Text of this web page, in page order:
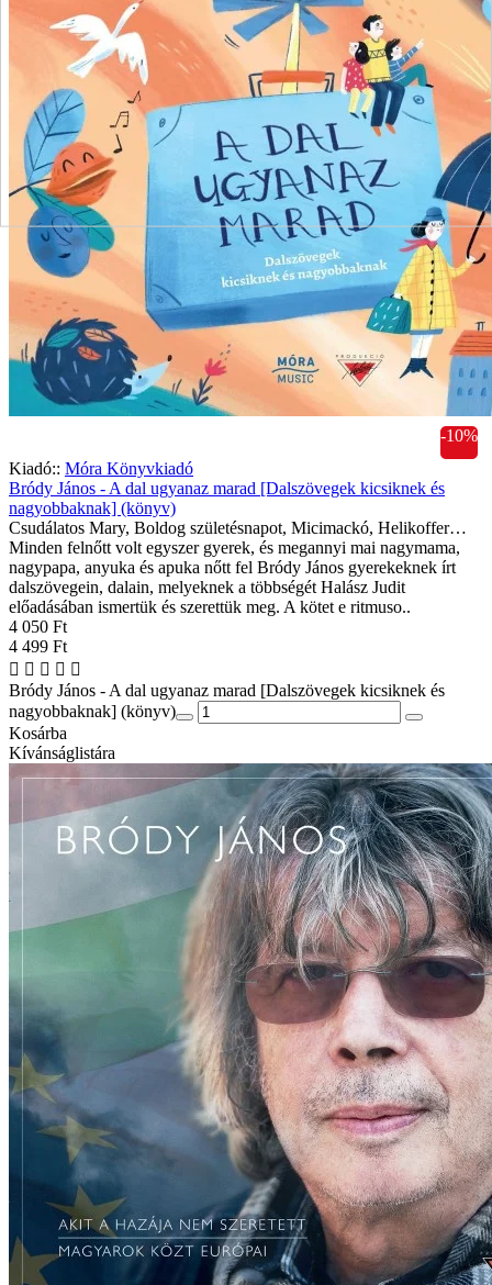
-10%
Kiadó:: Móra Könyvkiadó
Bródy János - A dal ugyanaz marad [Dalszövegek kicsiknek és
nagyobbaknak] (könyv)
Csudálatos Mary, Boldog születésnapot, Micimackó, Helikoffer…
Minden felnőtt volt egyszer gyerek, és megannyi mai nagymama,
nagypapa, anyuka és apuka nőtt fel Bródy János gyerekeknek írt
dalszövegein, dalain, melyeknek a többségét Halász Judit
előadásában ismertük és szerettük meg. A kötet e ritmuso..
4 050 Ft
4 499 Ft
Bródy János - A dal ugyanaz marad [Dalszövegek kicsiknek és
nagyobbaknak] (könyv)
Kosárba
Kívánságlistára